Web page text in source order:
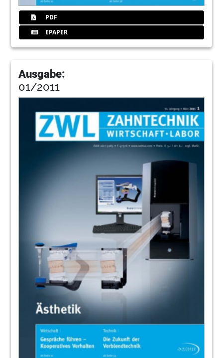
PDF
EPAPER
Ausgabe:
01/2011